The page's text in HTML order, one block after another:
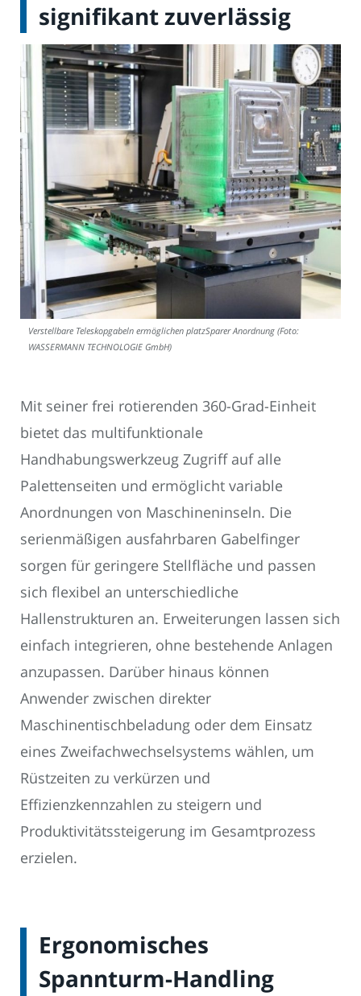
signifikant zuverlässig
Verstellbare Teleskopgabeln ermöglichen platzSparer Anordnung (Foto:
WASSERMANN TECHNOLOGIE GmbH)
Mit seiner frei rotierenden 360-Grad-Einheit
bietet das multifunktionale
Handhabungswerkzeug Zugriff auf alle
Palettenseiten und ermöglicht variable
Anordnungen von Maschineninseln. Die
serienmäßigen ausfahrbaren Gabelfinger
sorgen für geringere Stellfläche und passen
sich flexibel an unterschiedliche
Hallenstrukturen an. Erweiterungen lassen sich
einfach integrieren, ohne bestehende Anlagen
anzupassen. Darüber hinaus können
Anwender zwischen direkter
Maschinentischbeladung oder dem Einsatz
eines Zweifachwechselsystems wählen, um
Rüstzeiten zu verkürzen und
Effizienzkennzahlen zu steigern und
Produktivitätssteigerung im Gesamtprozess
erzielen.
Ergonomisches
Spannturm-Handling